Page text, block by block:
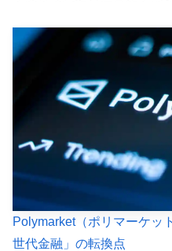
Polymarket（ポリマーケッ
世代金融」の転換点